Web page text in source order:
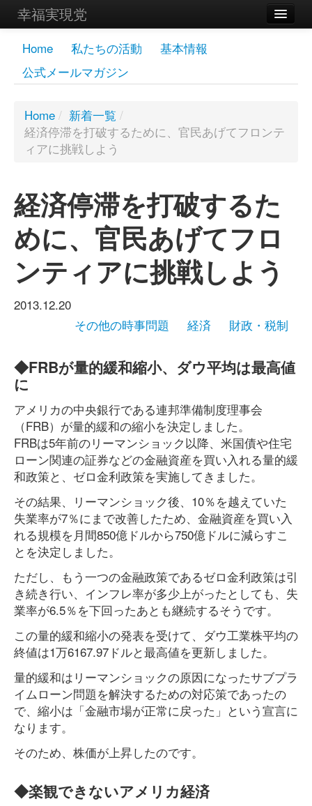
幸福実現党
メンバーズページ
党員
お問い合わせ
Home 私たちの活動
基本情報
公式メールマガジン
Home / 新着一覧 /
経済停滞を打破するために、官民あげてフロンテ
ィアに挑戦しよう
経済停滞を打破するた
めに、官民あげてフロ
ンティアに挑戦しよう
2013.12.20
その他の時事問題
経済 財政・税制
◆FRBが量的緩和縮小、ダウ平均は最高値
に
アメリカの中央銀行である連邦準備制度理事会
（FRB）が量的緩和の縮小を決定しました。
FRBは5年前のリーマンショック以降、米国債や住宅
ローン関連の証券などの金融資産を買い入れる量的緩
和政策と、ゼロ金利政策を実施してきました。
その結果、リーマンショック後、10％を越えていた
失業率が7％にまで改善したため、金融資産を買い入
れる規模を月間850億ドルから750億ドルに減らすこ
とを決定しました。
ただし、もう一つの金融政策であるゼロ金利政策は引
き続き行い、インフレ率が多少上がったとしても、失
業率が6.5％を下回ったあとも継続するそうです。
この量的緩和縮小の発表を受けて、ダウ工業株平均の
終値は1万6167.97ドルと最高値を更新しました。
量的緩和はリーマンショックの原因になったサブプラ
イムローン問題を解決するための対応策であったの
で、縮小は「金融市場が正常に戻った」という宣言に
なります。
そのため、株価が上昇したのです。
◆楽観できないアメリカ経済